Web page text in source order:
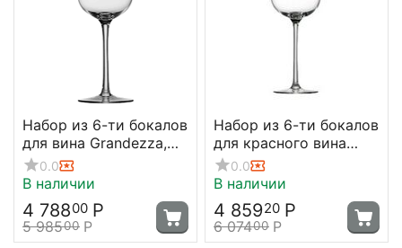
Набор из 6-ти бокалов
для вина Grandezza,
305 мл, D73 мм, H202
мм, Stolzle
0.0
В наличии
4 78800 Р
5 98500 Р
Набор из 6-ти бокалов
для красного вина
Grandezza, 430 мл,
Stolzle
0.0
В наличии
4 85920 Р
6 07400 Р